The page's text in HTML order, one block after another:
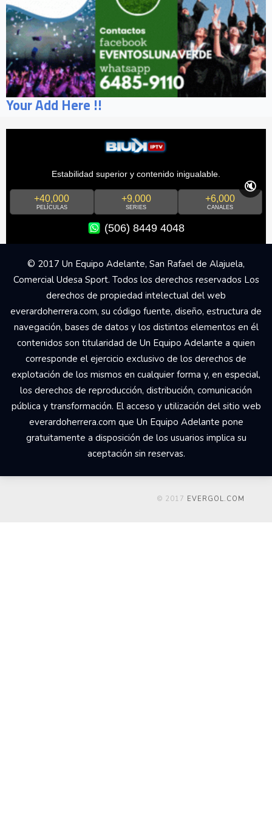
Your Add Here !!
Estabilidad superior y contenido inigualable.
+40,000
PELÍCULAS
+9,000
SERIES
+6,000
CANALES
(506) 8449 4048
🔇
© 2017 Un Equipo Adelante, San Rafael de Alajuela,
Comercial Udesa Sport. Todos los derechos reservados Los
derechos de propiedad intelectual del web
everardoherrera.com, su código fuente, diseño, estructura de
navegación, bases de datos y los distintos elementos en él
contenidos son titularidad de Un Equipo Adelante a quien
corresponde el ejercicio exclusivo de los derechos de
explotación de los mismos en cualquier forma y, en especial,
los derechos de reproducción, distribución, comunicación
pública y transformación. El acceso y utilización del sitio web
everardoherrera.com que Un Equipo Adelante pone
gratuitamente a disposición de los usuarios implica su
aceptación sin reservas.
© 2017 EVERGOL.COM